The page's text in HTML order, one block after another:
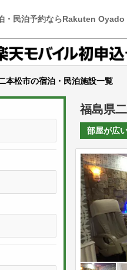
・民泊予約ならRakuten Oyado
本松市の宿泊・民泊施設一覧
福島県
部屋が広